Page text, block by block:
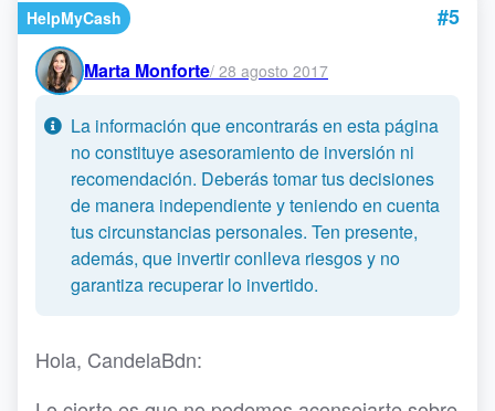
HelpMyCash #5
Marta Monforte/ 28 agosto 2017
La información que encontrarás en esta página
no constituye asesoramiento de inversión ni
recomendación. Deberás tomar tus decisiones
de manera independiente y teniendo en cuenta
tus circunstancias personales. Ten presente,
además, que invertir conlleva riesgos y no
garantiza recuperar lo invertido.
Hola, CandelaBdn: